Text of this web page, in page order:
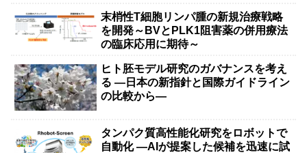
末梢性T細胞リンパ腫の新規治療戦略
を開発～BVとPLK1阻害薬の併用療法
の臨床応用に期待～
ヒト胚モデル研究のガバナンスを考え
る ―日本の新指針と国際ガイドライン
の比較から―
タンパク質高性能化研究をロボットで
自動化 ―AIが提案した候補を迅速に試